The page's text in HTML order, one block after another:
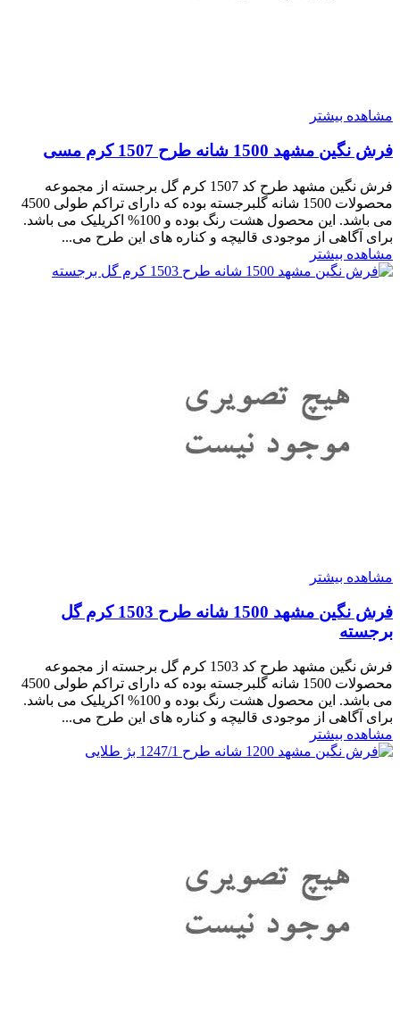
مشاهده بیشتر
فرش نگین مشهد 1500 شانه طرح 1507 کرم مسی
فرش نگین مشهد طرح کد 1507 کرم گل برجسته از مجموعه
محصولات 1500 شانه گلبرجسته بوده که دارای تراکم طولی 4500
می باشد. این محصول هشت رنگ بوده و 100% اکریلیک می باشد.
برای آگاهی از موجودی قالیچه و کناره های این طرح می...
مشاهده بیشتر
مشاهده بیشتر
فرش نگین مشهد 1500 شانه طرح 1503 کرم گل
برجسته
فرش نگین مشهد طرح کد 1503 کرم گل برجسته از مجموعه
محصولات 1500 شانه گلبرجسته بوده که دارای تراکم طولی 4500
می باشد. این محصول هشت رنگ بوده و 100% اکریلیک می باشد.
برای آگاهی از موجودی قالیچه و کناره های این طرح می...
مشاهده بیشتر